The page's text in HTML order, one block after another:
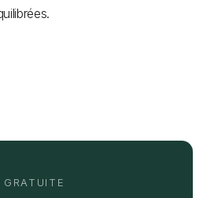
GRATUITE